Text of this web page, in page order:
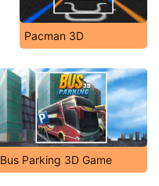
Pacman 3D
Bus Parking 3D Game